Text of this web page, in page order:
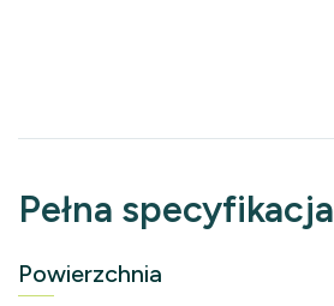
Pełna specyfikacja
Powierzchnia